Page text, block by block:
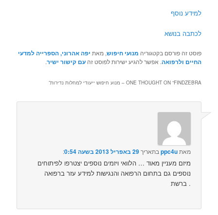
למידע נוסף
לכתבה בנושא
פוסט זה פורסם בקטגוריה מנועי חיפוש, מאת יפה אהרוני, הספרייה למדעי
החיים ולרפואה. אפשר להגיע ישירות לפוסט זהעם קישור ישיר.
ONE THOUGHT ON “FINDZEBRA – מנוע חיפוש ייעודי למחלות נדירות ”
מאתppc4u בתאריך29 באפריל 2013 בשעה 0:54 :‏
מיזם מעניין מאוד … הלוואי ויזמים נוספים יצטרפו לפיתוחים
נוספים גם בתחום הרפואה והנגישות למידע עזר ברפואה
ברשת .